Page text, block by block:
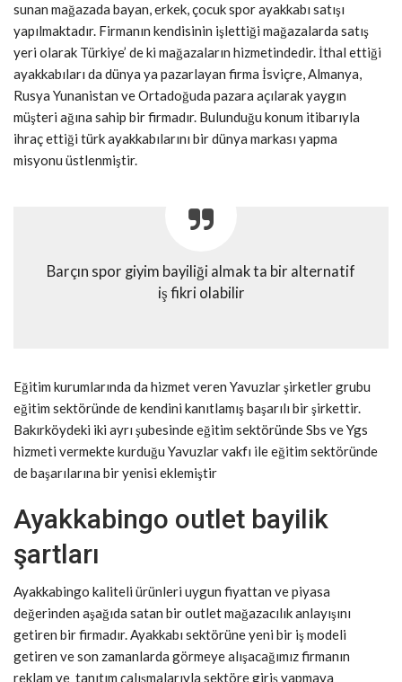
sunan mağazada bayan, erkek, çocuk spor ayakkabı satışı
yapılmaktadır. Firmanın kendisinin işlettiği mağazalarda satış
yeri olarak Türkiye’ de ki mağazaların hizmetindedir. İthal ettiği
ayakkabıları da dünya ya pazarlayan firma İsviçre, Almanya,
Rusya Yunanistan ve Ortadoğuda pazara açılarak yaygın
müşteri ağına sahip bir firmadır. Bulunduğu konum itibarıyla
ihraç ettiği türk ayakkabılarını bir dünya markası yapma
misyonu üstlenmiştir.
Barçın spor giyim bayiliği almak ta bir alternatif
iş fikri olabilir
Eğitim kurumlarında da hizmet veren Yavuzlar şirketler grubu
eğitim sektöründe de kendini kanıtlamış başarılı bir şirkettir.
Bakırköydeki iki ayrı şubesinde eğitim sektöründe Sbs ve Ygs
hizmeti vermekte kurduğu Yavuzlar vakfı ile eğitim sektöründe
de başarılarına bir yenisi eklemiştir
Ayakkabingo outlet bayilik
şartları
Ayakkabingo kaliteli ürünleri uygun fiyattan ve piyasa
değerinden aşağıda satan bir outlet mağazacılık anlayışını
getiren bir firmadır. Ayakkabı sektörüne yeni bir iş modeli
getiren ve son zamanlarda görmeye alışacağımız firmanın
reklam ve tanıtım çalışmalarıyla sektöre giriş yapmaya